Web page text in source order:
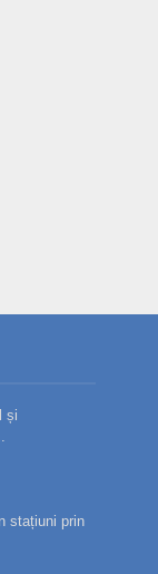
și
stațiuni prin